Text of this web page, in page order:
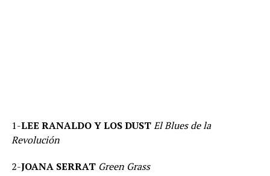
1-LEE RANALDO Y LOS DUSTEl Blues de la
Revolución
2-JOANA SERRAT Green Grass